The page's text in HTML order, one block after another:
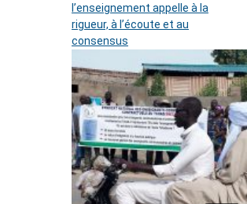
l’enseignement appelle à la
rigueur, à l’écoute et au
consensus